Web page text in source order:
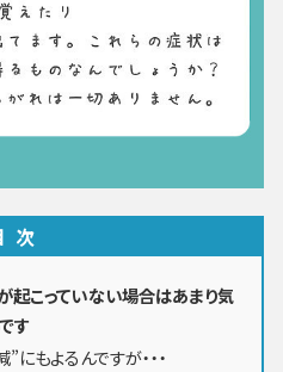
次
こっていない場合はあまり気
す
もよるんですが・・・